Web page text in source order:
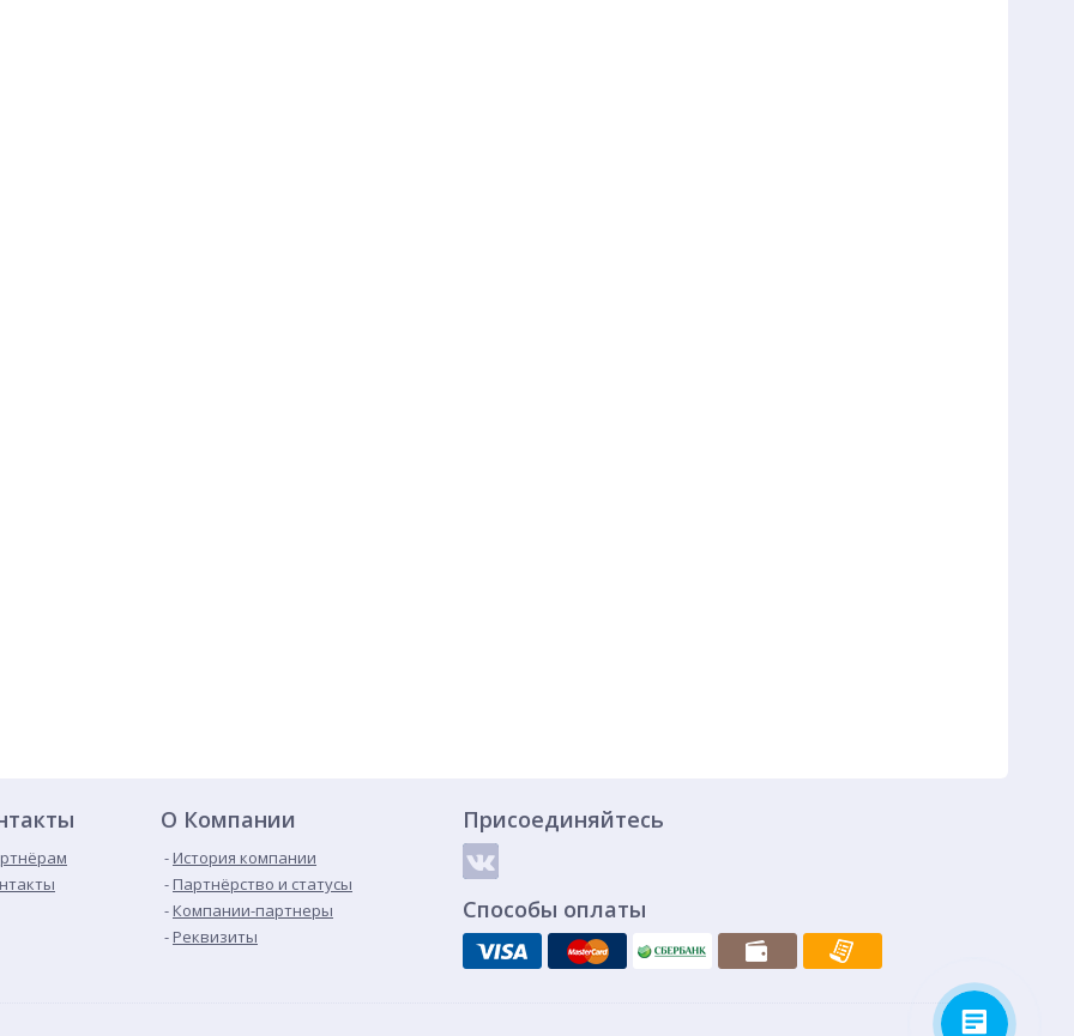
О Компании
История компании
Партнёрство и статусы
Компании-партнеры
Реквизиты
Присоединяйтесь
Способы оплаты